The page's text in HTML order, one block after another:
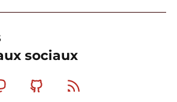
sociaux
MastodonGithub